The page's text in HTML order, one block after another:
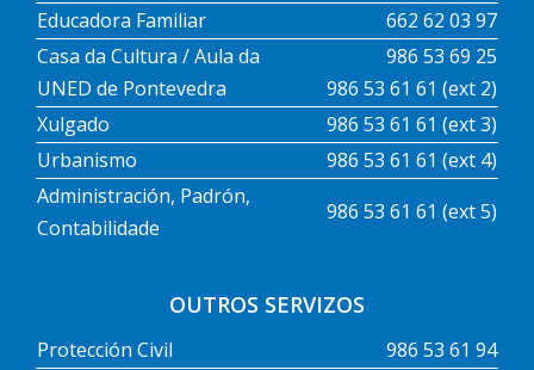
Educadora Familiar
662 62 03 97
Casa da Cultura / Aula da
UNED de Pontevedra
986 53 69 25
986 53 61 61 (ext 2)
Xulgado
986 53 61 61 (ext 3)
Urbanismo
986 53 61 61 (ext 4)
Administración, Padrón,
Contabilidade
986 53 61 61 (ext 5)
OUTROS SERVIZOS
Protección Civil
986 53 61 94